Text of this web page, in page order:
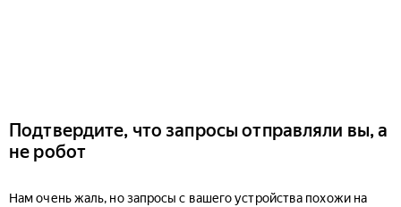
Подтвердите, что запросы отправляли вы, а
не робот
Нам очень жаль, но запросы с вашего устройства похожи на